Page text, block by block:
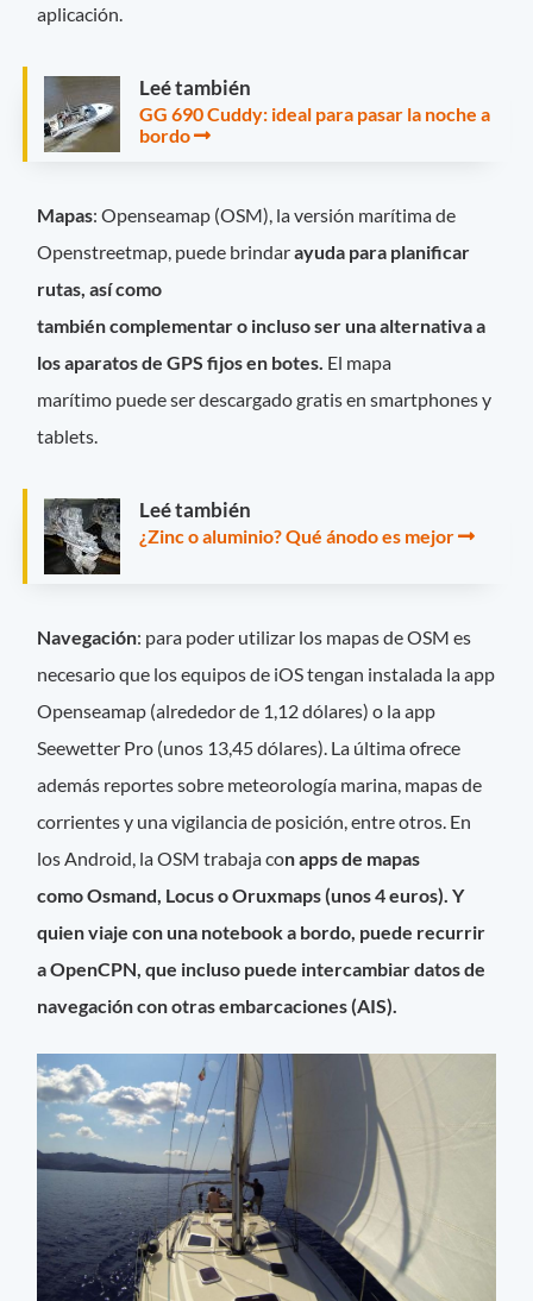
aplicación.
Leé también
GG 690 Cuddy: ideal para pasar la noche a
bordo
Mapas: Openseamap (OSM), la versión marítima de
Openstreetmap, puede brindarayuda para planificar
rutas, así como
también complementar o incluso ser una alternativa a
los aparatos de GPS fijos en botes. El mapa
marítimo puede ser descargado gratis en smartphones y
tablets.
Leé también
¿Zinc o aluminio? Qué ánodo es mejor
Navegación: para poder utilizar los mapas de OSM es
necesario que los equipos de iOS tengan instalada la app
Openseamap (alrededor de 1,12 dólares) o la app
Seewetter Pro (unos 13,45 dólares). La última ofrece
además reportes sobre meteorología marina, mapas de
corrientes y una vigilancia de posición, entre otros. En
los Android, la OSM trabaja con apps de mapas
como Osmand, Locus o Oruxmaps (unos 4 euros). Y
quien viaje con una notebook a bordo, puede recurrir
a OpenCPN, que incluso puede intercambiar datos de
navegación con otras embarcaciones (AIS).